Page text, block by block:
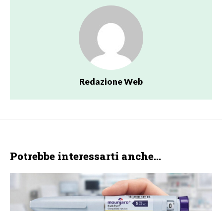
Redazione Web
Potrebbe interessarti anche...